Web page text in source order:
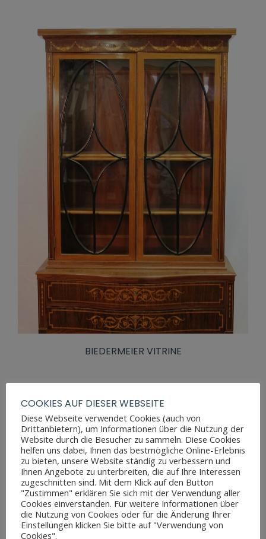
BIEDERMEIER VITRINE
COOKIES AUF DIESER WEBSEITE
Diese Webseite verwendet Cookies (auch von
Drittanbietern), um Informationen über die Nutzung der
Website durch die Besucher zu sammeln. Diese Cookies
helfen uns dabei, Ihnen das bestmögliche Online-Erlebnis
zu bieten, unsere Website ständig zu verbessern und
Ihnen Angebote zu unterbreiten, die auf Ihre Interessen
zugeschnitten sind. Mit dem Klick auf den Button
"Zustimmen" erklären Sie sich mit der Verwendung aller
Cookies einverstanden. Für weitere Informationen über
die Nutzung von Cookies oder für die Änderung Ihrer
Einstellungen klicken Sie bitte auf "Verwendung von
Cookies".